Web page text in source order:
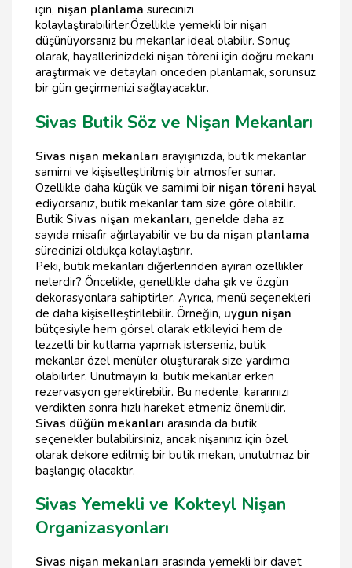
için, nişan planlama sürecinizi
kolaylaştırabilirler.Özellikle yemekli bir nişan
düşünüyorsanız bu mekanlar ideal olabilir. Sonuç
olarak, hayallerinizdeki nişan töreni için doğru mekanı
araştırmak ve detayları önceden planlamak, sorunsuz
bir gün geçirmenizi sağlayacaktır.
Sivas Butik Söz ve Nişan Mekanları
Sivas nişan mekanları arayışınızda, butik mekanlar
samimi ve kişiselleştirilmiş bir atmosfer sunar.
Özellikle daha küçük ve samimi bir nişan töreni hayal
ediyorsanız, butik mekanlar tam size göre olabilir.
Butik Sivas nişan mekanları, genelde daha az
sayıda misafir ağırlayabilir ve bu da nişan planlama
sürecinizi oldukça kolaylaştırır.
Peki, butik mekanları diğerlerinden ayıran özellikler
nelerdir? Öncelikle, genellikle daha şık ve özgün
dekorasyonlara sahiptirler. Ayrıca, menü seçenekleri
de daha kişiselleştirilebilir. Örneğin, uygun nişan
bütçesiyle hem görsel olarak etkileyici hem de
lezzetli bir kutlama yapmak isterseniz, butik
mekanlar özel menüler oluşturarak size yardımcı
olabilirler. Unutmayın ki, butik mekanlar erken
rezervasyon gerektirebilir. Bu nedenle, kararınızı
verdikten sonra hızlı hareket etmeniz önemlidir.
Sivas düğün mekanları arasında da butik
seçenekler bulabilirsiniz, ancak nişanınız için özel
olarak dekore edilmiş bir butik mekan, unutulmaz bir
başlangıç olacaktır.
Sivas Yemekli ve Kokteyl Nişan
Organizasyonları
Sivas nişan mekanları arasında yemekli bir davet